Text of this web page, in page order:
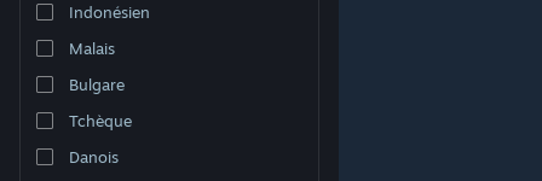
Indonésien
Malais
Bulgare
Tchèque
Danois